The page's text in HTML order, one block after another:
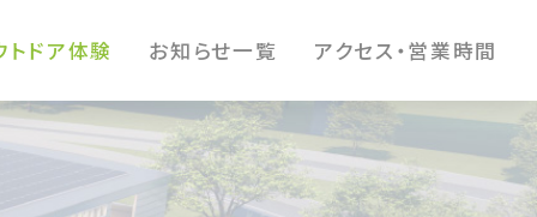
トドア体験 お知らせ一覧 アクセス・営業時間